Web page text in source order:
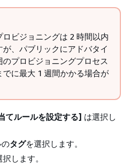
ロビジョニングは 2 時間以内
が、パブリックにアドバタイ
のプロビジョニングプロセス
でに最大 1 週間かかる場合が
てルールを設定する] は選択し
タグを選択します。
択します。